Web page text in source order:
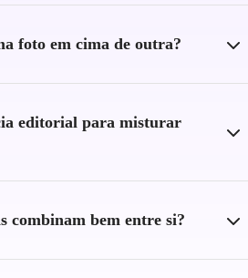
foto em cima de outra?
editorial para misturar
combinam bem entre si?